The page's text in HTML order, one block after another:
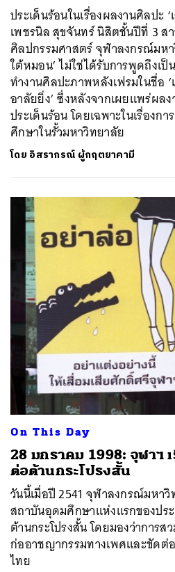
ประเด็นร้อนในเรื่องผลงานศิลปะ
เพชรนิล สุขจันทร์ นิสิตชั้นปีที่ 3
ศิลปกรรมศาสตร์ จุฬาลงกรณ์มห
ใต้หมอน’ ไม่ใช่ได้รับการพูดถึงเ
ทำงานศิลปะภาพหลังเฟรมในชื่อ
อาลัยยิ่ง’ ซึ่งหลังจากเผยแพร่ผล
ประเด็นร้อน โดยเฉพาะในเรื่องก
ศึกษาในรั้วมหาวิทยาลัย
โดย อิสรากรณ์ ผู้กฤตยาคามี
On This Day
28 มกราคม 1998: จุฬาฯ
ต่อต้านกระโปรงสั้น
วันนี้เมื่อปี 2541 จุฬาลงกรณ์มหา
สถาบันอุดมศึกษาแห่งแรกของปร
ต้านกระโปรงสั้น โดยมองว่าการส
ก่ออาชญากรรมทางเพศและขัดต่
ไทย
SHARE TWEET